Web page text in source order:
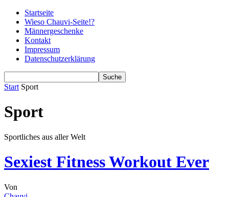
Startseite
Wieso Chauvi-Seite!?
Männergeschenke
Kontakt
Impressum
Datenschutzerklärung
Start Sport
Sport
Sportliches aus aller Welt
Sexiest Fitness Workout Ever
Von